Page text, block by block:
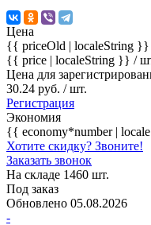
Цена
{{ priceOld | localeString }}
{{ price | localeString }} /
Цена для
30.24 руб. / шт.
Регистрация
Экономия
{{ economy*number |
Хотите скидку? Звоните!
Заказать звонок
На складе 1460 шт.
Под заказ
Обновлено 05.08.2026
-